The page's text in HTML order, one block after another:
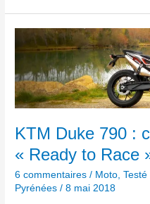
KTM Duke 790 :
« Ready to Race
6 commentaires / Moto,
Pyrénées/8 mai 2018
Duke
:
compromis
« Ready
Race »
:
c’est